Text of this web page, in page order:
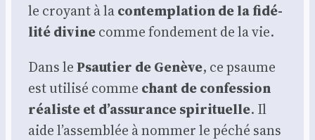
le croyant à lacontem­pla­tion de la fidé­
li­té divinecomme fon­de­ment de la vie.
Dans lePsau­tier de Genève, ce psaume
est uti­li­sé comme chant de confes­sion
réa­liste et d’assurance spi­ri­tuelle. Il
aide l’assemblée à nom­mer le péché sans